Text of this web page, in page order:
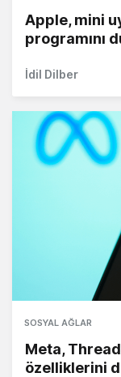
Apple, mini
programını
İdil Dilber
SOSYAL AĞLAR
Meta,
özelliklerini